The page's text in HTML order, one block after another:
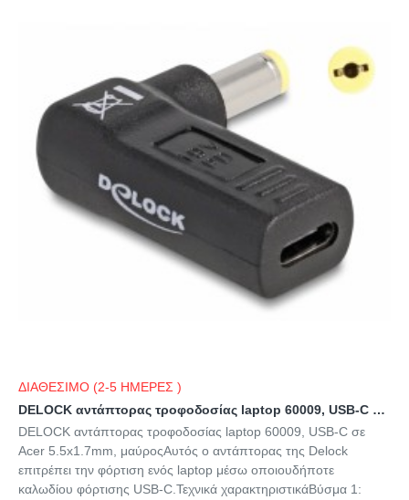
ΔΙΑΘΕΣΙΜΟ (2-5 ΗΜΕΡΕΣ )
DELOCK αντάπτορας τροφοδοσίας laptop 60009, USB-C σε Acer 5.5x1.7mm, μαύρος
DELOCK αντάπτορας τροφοδοσίας laptop 60009, USB-C σε
Acer 5.5x1.7mm, μαύροςΑυτός ο αντάπτορας της Delock
επιτρέπει την φόρτιση ενός laptop μέσω οποιουδήποτε
καλωδίου φόρτισης USB-C.Τεχνικά χαρακτηριστικάΒύσμα 1: